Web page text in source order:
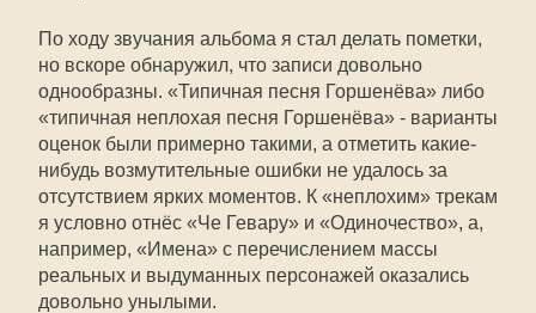
По ходу звучания альбома я стал делать пометки,
но вскоре обнаружил, что записи довольно
однообразны. «Типичная песня Горшенёва» либо
«типичная неплохая песня Горшенёва» - варианты
оценок были примерно такими, а отметить какие-
нибудь возмутительные ошибки не удалось за
отсутствием ярких моментов. К «неплохим» трекам
я условно отнёс «Че Гевару» и «Одиночество», а,
например, «Имена» с перечислением массы
реальных и выдуманных персонажей оказались
довольно унылыми.